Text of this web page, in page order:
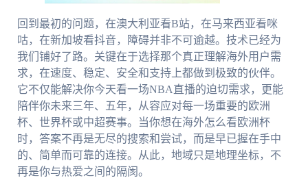
回到最初的问题，在澳大利亚看B站，在马来西亚看咪
咕，在新加坡看抖音，障碍并非不可逾越。技术已经为
我们铺好了路。关键在于选择那个真正理解海外用户需
求，在速度、稳定、安全和支持上都做到极致的伙伴。
它不仅能解决你今天看一场NBA直播的迫切需求，更能
陪伴你未来三年、五年，从容应对每一场重要的欧洲
杯、世界杯或中超赛事。当你想在海外怎么看欧洲杯
时，答案不再是无尽的搜索和尝试，而是早已握在手中
的、简单而可靠的连接。从此，地域只是地理坐标，不
再是你与热爱之间的隔阂。